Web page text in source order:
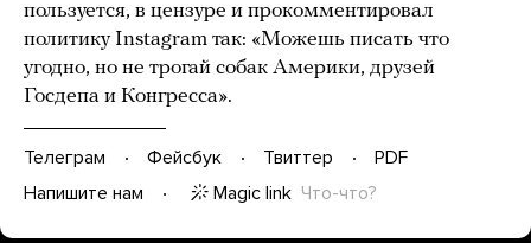
пользуется, в цензуре и прокомментировал
политику Instagram так: «Можешь писать что
угодно, но не трогай собак Америки, друзей
Госдепа и Конгресса».
Телеграм Фейсбук Твиттер
PDF
Напишите нам
Magic link Что-что?